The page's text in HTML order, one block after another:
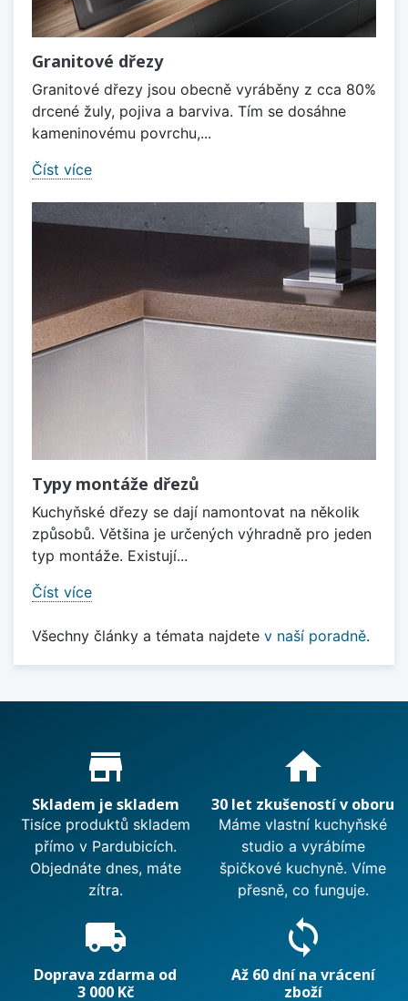
Granitové dřezy
Granitové dřezy jsou obecně vyráběny z cca 80%
drcené žuly, pojiva a barviva. Tím se dosáhne
kameninovému povrchu,...
Číst více
Typy montáže dřezů
Kuchyňské dřezy se dají namontovat na několik
způsobů. Většina je určených výhradně pro jeden
typ montáže. Existují...
Číst více
Všechny články a témata najdete v naší poradně.
Proč nakupovat u nás?
store_mall_directory
Skladem je skladem
Tisíce produktů skladem
přímo v Pardubicích.
Objednáte dnes, máte
zítra.
home
30 let zkušeností v oboru
Máme vlastní kuchyňské
studio a vyrábíme
špičkové kuchyně. Víme
přesně, co funguje.
local_shipping
Doprava zdarma od
3 000 Kč
sync
Až 60 dní na vrácení
zboží